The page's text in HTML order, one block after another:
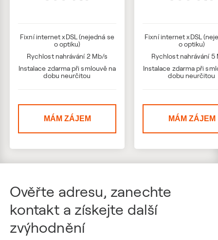
Fixní internet xDSL (nejedná se
o optiku)
Rychlost nahrávání 2 Mb/s
Instalace zdarma při smlouvě na
dobu neurčitou
MÁM ZÁJEM
Fixní internet xDSL
o optiku)
Rychlost nahrávání 5
Instalace zdarma při
dobu neurčitou
MÁM ZÁJEM
Ověřte adresu, zanechte
kontakt a získejte další
zvýhodnění